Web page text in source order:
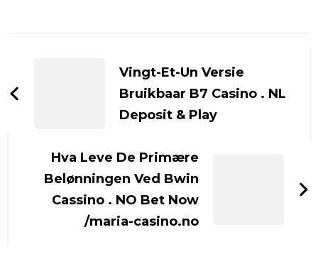
التدوينات
Vingt-Et-Un Versie
Bruikbaar B7 Casino . NL
Deposit & Play
Hva Leve De Primære
Belønningen Ved Bwin
Cassino . NO Bet Now
maria-casino.no/